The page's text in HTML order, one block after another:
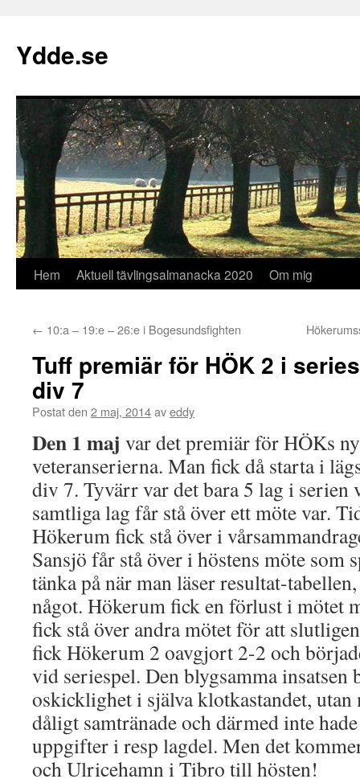
innehåll
Ydde.se
Hem Aktuell tävlingsalmanacka 2020 Om mig
← 10:a – 19:e – 26:e i Bogesundsfighten
Tuff premiär för HÖK 2 i
div 7
Postat den 2 maj, 2014aveddy
Den 1 maj var det premiär för HÖKs
veteranserierna. Man fick då starta i
div 7. Tyvärr var det bara 5 lag i serien
samtliga lag får stå över ett möte var.
Hökerum fick stå över i
Sansjö får stå över i höstens möte som
tänka på när man läser resultat-
något. Hökerum fick en förlust i mötet
fick stå över andra mötet för att
fick Hökerum 2 oavgjort 2-2 och
vid seriespel. Den blygsamma insatsen
oskicklighet i själva klotkastandet, utan
dåligt samtränade och därmed inte
uppgifter i resp lagdel. Men det
och Ulricehamn i Tibro till hösten!